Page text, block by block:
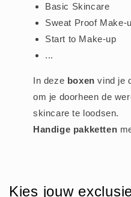
Basic Skincare
Sweat Proof Make-
Start to Make-up
...
In deze boxen vind je
om je doorheen de
skincare te loodsen.
Handige pakketten
Kies jouw